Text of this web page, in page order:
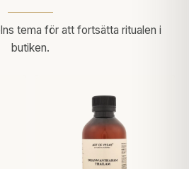
tema för att fortsätta ritualen i
butiken.